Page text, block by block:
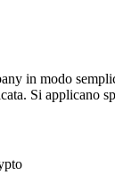
in modo
Si applicano